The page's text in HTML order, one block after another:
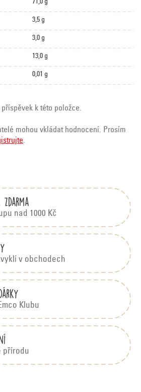
71,0 g
3,5 g
3,0 g
13,0 g
0,01 g
k této položce.
mohou vkládat hodnocení. Prosím
.
zdarma
nad 1000 Kč
v obchodech
Klubu
přírodu